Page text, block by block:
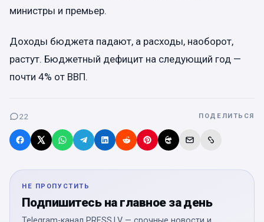
министры и премьер.
Доходы бюджета падают, а расходы, наоборот,
растут. Бюджетный дефицит на следующий год —
почти 4% от ВВП.
22 ПОДЕЛИТЬСЯ
НЕ ПРОПУСТИТЬ
Подпишитесь на главное за день